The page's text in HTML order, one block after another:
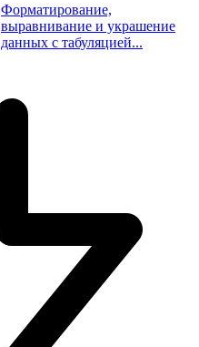
Форматирование,
выравнивание и украшение
данных с табуляцией...